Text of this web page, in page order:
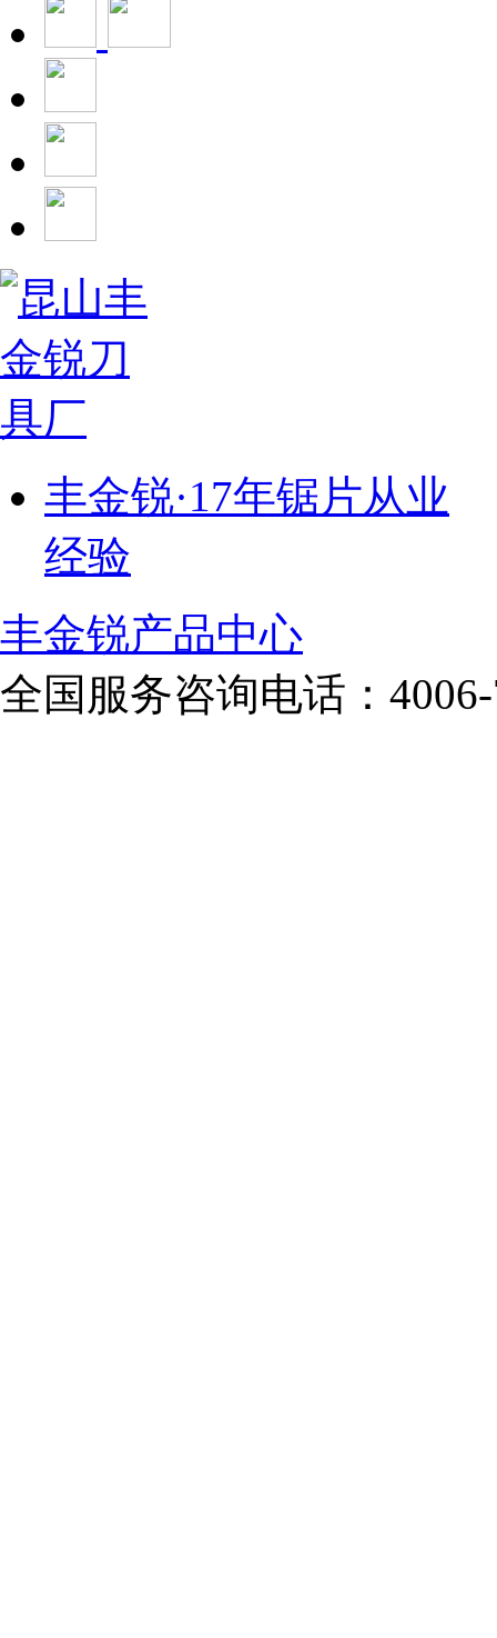
丰金锐·17年锯片从业
经验
丰金锐产品中心
全国服务咨询电话：